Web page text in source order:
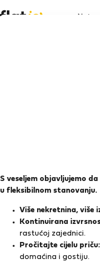
S veseljem objavljujemo
u fleksibilnom stanovanju.
Više nekretnina, više
Kontinuirana
rastućoj zajednici.
Pročitajte cijelu priču:
domaćina i gostiju.
Vaš
Stan za
Na